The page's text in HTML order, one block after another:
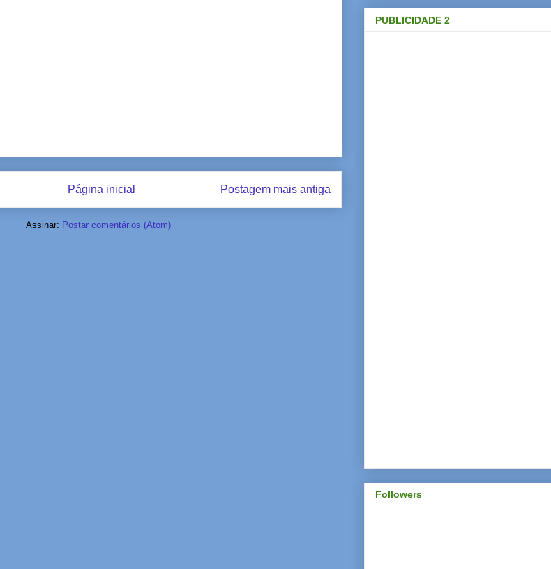
Postagem mais antiga
Página inicial
Assinar: Postar comentários (Atom)
PUBLICIDADE 2
Followers